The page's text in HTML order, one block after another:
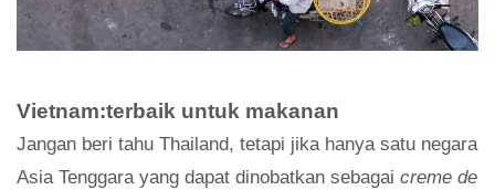
Vietnam:terbaik untuk makanan
Jangan beri tahu Thailand, tetapi jika hanya satu negara
Asia Tenggara yang dapat dinobatkan sebagai creme de